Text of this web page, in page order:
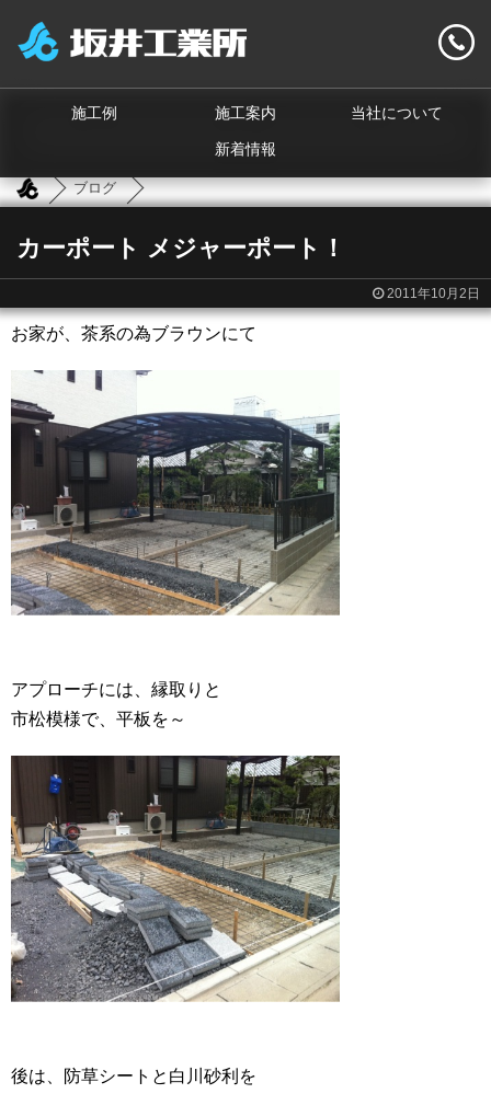
施工例 施工案内 当社について
新着情報
ブログ
カーポート メジャーポート！
2011年10月2日
お家が、茶系の為ブラウンにて
アプローチには、縁取りと
市松模様で、平板を～
後は、防草シートと白川砂利を